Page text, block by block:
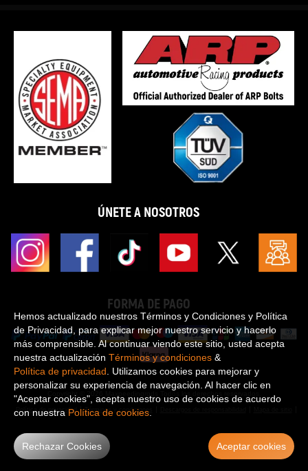
ÚNETE A NOSOTROS
FORMA DE PAGO
Copyright © 2026 Maxpeedingrods Todos los derechos reservados.
Política de privacidad Términos y condiciones
Hemos actualizado nuestros Términos y Condiciones y Política
de Privacidad, para explicar mejor nuestro servicio y hacerlo
más comprensible. Al continuar viendo este sitio, usted acepta
nuestra actualización Términos y condiciones &
Política de privacidad . Utilizamos cookies para mejorar y
personalizar su experiencia de navegación. Al hacer clic en
"Aceptar cookies", acepta nuestro uso de cookies de acuerdo
con nuestra Política de cookies
Rechazar Cookies Aceptar cookies